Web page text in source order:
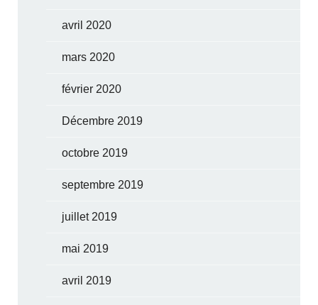
avril 2020
mars 2020
février 2020
Décembre 2019
octobre 2019
septembre 2019
juillet 2019
mai 2019
avril 2019